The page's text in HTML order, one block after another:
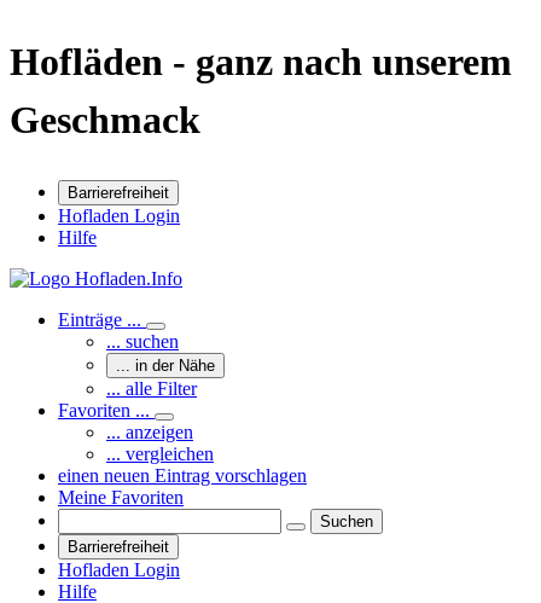
Hofläden - ganz nach unserem
Geschmack
Barrierefreiheit
Hofladen Login
Hilfe
Einträge ...
... suchen
... in der Nähe
... alle Filter
Favoriten ...
... anzeigen
... vergleichen
einen neuen Eintrag vorschlagen
Meine Favoriten
Suchen
Barrierefreiheit
Hofladen Login
Hilfe